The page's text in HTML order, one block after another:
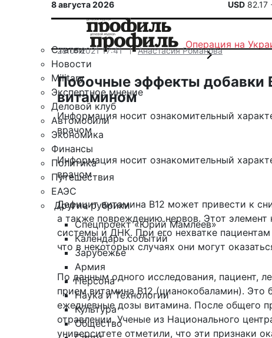
8 августа 2026 USD 82.17
Статьи
Новости
Military
Экспертное мнение
Деловой клуб
Автомобили
Экономика
Финансы
Политика
Путешествия
ЕАЭС
Другие рубрики
Спецпроект «Юрий Мамлеев»
Календарь событий
Зарубежье
Армия
Персона
Наука и Технологии
Культура
Общество
Операция на
28.07.2021 17:41 Анастасия Романова
Побочные эффекты добавки
витамином
Информация носит ознакомительный
врачом
Информация носит ознакомительный
врачом
Дефицит витамина B12 может привести к
а также повреждению нервов. Этот
системы и ДНК. При его нехватке
что в некоторых случаях они могут
По даннымодного исследования, пациент,
прием витамина B12 (цианокобаламин).
ежедневные дозы витамина. После общего
отравлении. Ученые из Национального
университете отметили, что эти признаки